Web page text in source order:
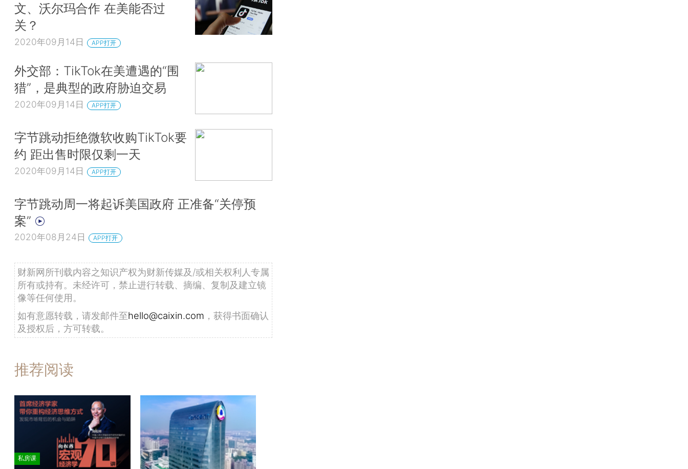
文、沃尔玛合作 在美能否过
关？
2020年09月14日 APP打开
外交部：TikTok在美遭遇的“围
猎”，是典型的政府胁迫交易
2020年09月14日 APP打开
字节跳动拒绝微软收购TikTok要
约 距出售时限仅剩一天
2020年09月14日 APP打开
字节跳动周一将起诉美国政府 正准备“关停预
案”
2020年08月24日 APP打开
财新网所刊载内容之知识产权为财新传媒及/或相关权利人专属
所有或持有。未经许可，禁止进行转载、摘编、复制及建立镜
像等任何使用。
如有意愿转载，请发邮件至hello@caixin.com ，获得书面确认
及授权后，方可转载。
推荐阅读
私房课